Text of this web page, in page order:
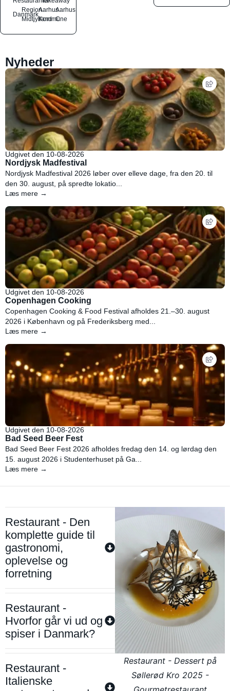
Danmark
Region
Midtjylland
Aarhus
Kommune
Aarhus
C
Nyheder
Udgivet den 10-08-2026
Nordjysk Madfestival
Nordjysk Madfestival 2026 løber over elleve dage, fra den 20. til
den 30. august, på spredte lokatio...
Læs mere →
Udgivet den 10-08-2026
Copenhagen Cooking
Copenhagen Cooking & Food Festival afholdes 21.–30. august
2026 i København og på Frederiksberg med...
Læs mere →
Udgivet den 10-08-2026
Bad Seed Beer Fest
Bad Seed Beer Fest 2026 afholdes fredag den 14. og lørdag den
15. august 2026 i Studenterhuset på Ga...
Læs mere →
Restaurant - Den
komplette guide til
gastronomi,
oplevelse og
forretning
Restaurant -
Hvorfor går vi ud og
spiser i Danmark?
Restaurant -
Italienske
Restaurant - Dessert på
Søllerød Kro 2025 -